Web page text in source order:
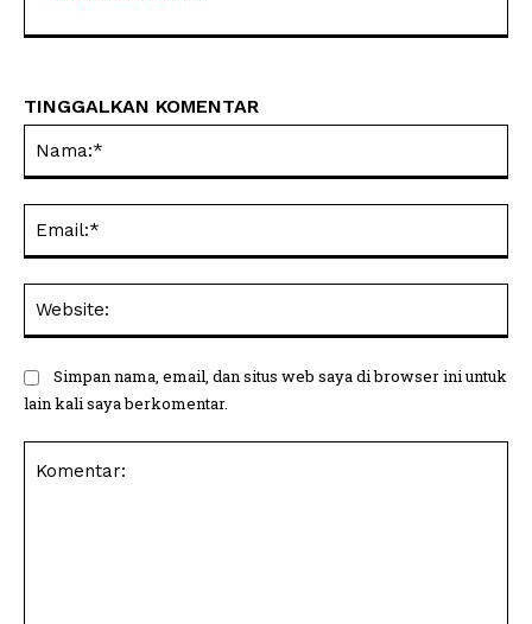
TINGGALKAN KOMENTAR
Simpan nama, email, dan situs web saya di browser ini untuk
lain kali saya berkomentar.